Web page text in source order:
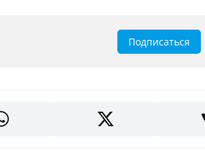
Подписаться